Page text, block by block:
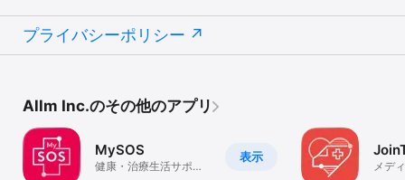
プライバシーポリシー
Allm Inc.のその他のアプリ
表示
MySOS
健康・治療生活サポー
メデ